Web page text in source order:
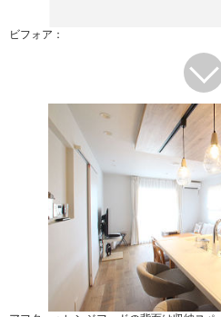
ビフォア：